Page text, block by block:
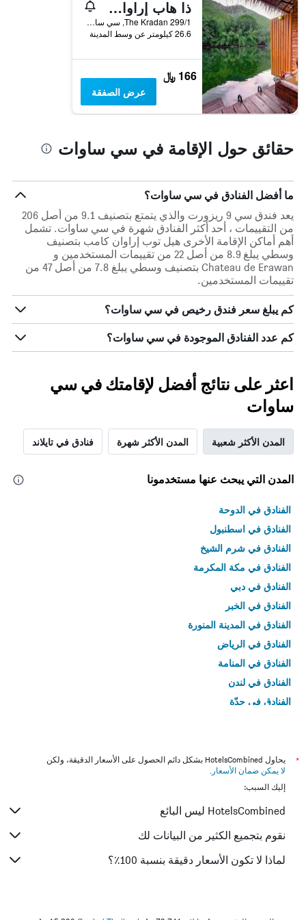
أيام
الأسبوع.
يتضمن
المخطط
التالي
1
محور
Y
الذي
سعر
غرفة
ذا هاب إراوان ريزورت
299/1 The Kradan, سي ساوات, تايلاند
26.6 كيلومتر عن وسط المدينة
166 ﷼
عرض الصفقة
حقائق حول الإقامة في سي ساوات
ما أفضل الفنادق في سي ساوات؟
يعد فندق سي 9 ريزورت والذي يتمتع بتصنيف 9.1 من أصل 206
من التقييمات ، أحد أكثر الفنادق شهرة في سي ساوات. تشمل
أهم أماكن الإقامة الأخرى هيل توب إراوان كامب بتصنيف
وسطي يبلغ 8.9 من أصل 22 من تقييمات المستخدمين و
Chateau de Erawan بتصنيف وسطي يبلغ 7.8 من أصل 47 من
تقييمات المستخدمين.
كم يبلغ سعر فندق رخيص في سي ساوات؟
كم عدد الفنادق الموجودة في سي ساوات؟
اعثر على نتائج أفضل لإقامتك في سي
ساوات
المدن الأكثر شعبية المدن الأكثر شهرة فنادق في تايلاند
المدن التي يبحث عنها مستخدمونا
الفنادق في الدوحة
الفنادق في اسطنبول
الفنادق في شرم الشيخ
الفنادق في مكة المكرمة
الفنادق في دبي
الفنادق في الخبر
الفنادق في المدينة المنورة
الفنادق في الرياض
الفنادق في المنامة
الفنادق في لندن
الفنادق في جدّة
*
يحاول HotelsCombined بشكل دائم الحصول على الأسعار الدقيقة، ولكن
لا يمكن ضمان الأسعار .
إليك السبب:
HotelsCombined ليس البائع
نقوم بتجميع الكثير من البيانات لك
لماذا لا تكون الأسعار دقيقة بنسبة 100٪؟